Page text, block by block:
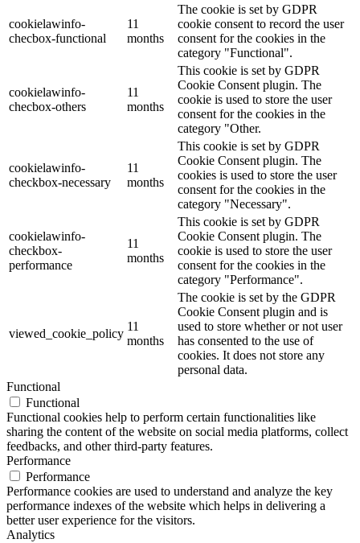
cookielawinfo-
checbox-functional
11
months
The cookie is set by GDPR
cookie consent to record the user
consent for the cookies in the
category "Functional".
cookielawinfo-
checbox-others
11
months
This cookie is set by GDPR
Cookie Consent plugin. The
cookie is used to store the user
consent for the cookies in the
category "Other.
cookielawinfo-
checkbox-necessary
11
months
This cookie is set by GDPR
Cookie Consent plugin. The
cookies is used to store the user
consent for the cookies in the
category "Necessary".
cookielawinfo-
checkbox-
performance
11
months
This cookie is set by GDPR
Cookie Consent plugin. The
cookie is used to store the user
consent for the cookies in the
category "Performance".
viewed_cookie_policy
11
months
The cookie is set by the GDPR
Cookie Consent plugin and is
used to store whether or not user
has consented to the use of
cookies. It does not store any
personal data.
Functional
Functional
Functional cookies help to perform certain functionalities like
sharing the content of the website on social media platforms, collect
feedbacks, and other third-party features.
Performance
Performance
Performance cookies are used to understand and analyze the key
performance indexes of the website which helps in delivering a
better user experience for the visitors.
Analytics